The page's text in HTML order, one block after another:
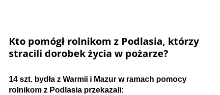
Kto pomógł rolnikom z Podlasia, którzy
stracili dorobek życia w pożarze?
14 szt. bydła z Warmii i Mazur w ramach pomocy
rolnikom z Podlasia przekazali: